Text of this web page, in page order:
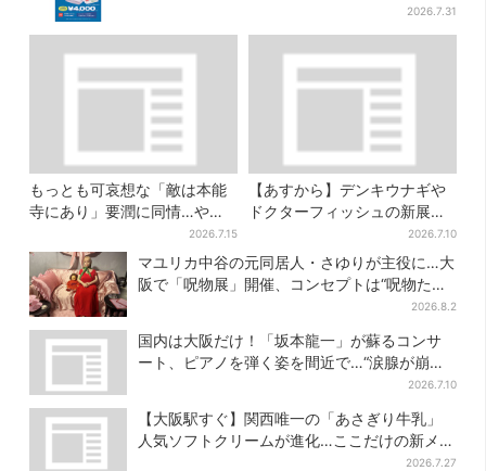
2026.7.31
もっとも可哀想な「敵は本能
寺にあり」要潤に同情…やっ
てない“毒殺”、元上司の裏切
り【豊臣兄弟】
2026.7.15
【あすから】デンキウナギや
ドクターフィッシュの新展示
スタート、神戸の都市型水族
館が5周年
2026.7.10
マユリカ中谷の元同居人・さゆりが主役に…大
阪で「呪物展」開催、コンセプトは“呪物たち
2026.8.2
国内は大阪だけ！「坂本龍一」が蘇るコンサ
ート、ピアノを弾く姿を間近で…“涙腺が崩
2026.7.10
【大阪駅すぐ】関西唯一の「あさぎり牛乳」
人気ソフトクリームが進化…ここだけの新メニ
2026.7.27